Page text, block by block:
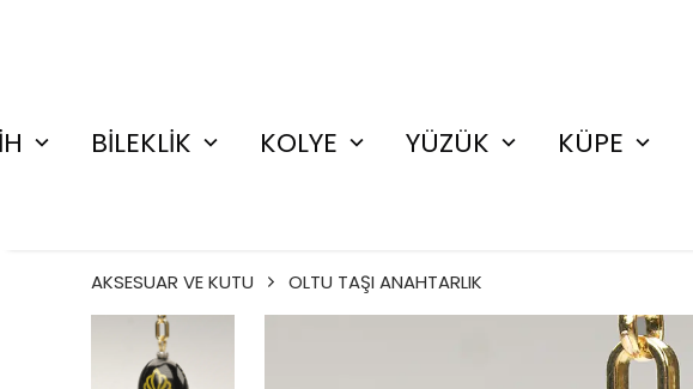
BİLEKLİK KOLYE YÜZÜK KÜPE
AKSESUAR VE KUTU OLTU TAŞI ANAHTARLIK